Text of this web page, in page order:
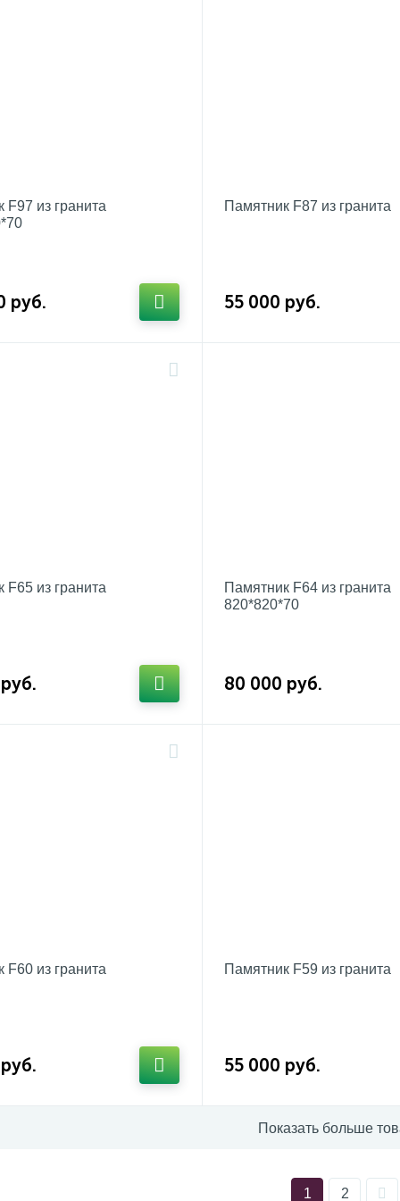
F97 из гранита
руб.
Памятник F87 из гранита
55 000 руб.
F65 из гранита
Памятник F64 из гранита
820*820*70
80 000 руб.
F60 из гранита Памятник F59 из гранита
55 000 руб.
Показать больше
1 2